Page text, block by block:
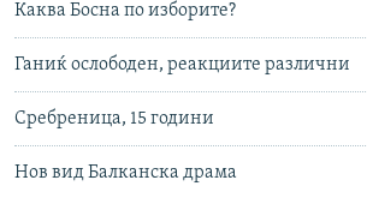
Каква Босна по изборите?
Ганиќ ослободен, реакциите различни
Сребреница, 15 години
Нов вид Балканска драма